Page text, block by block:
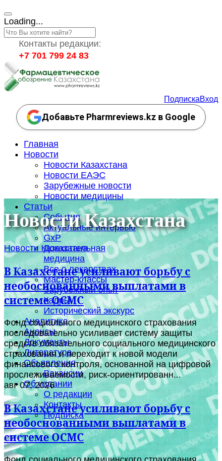
Loading...
Контакты редакции:
+7 701 799 24 83
ПодпискаВход
Добавьте Pharmreviews.kz в Google
Главная
Новости
Новости Казахстана
Новости ЕАЭС
Зарубежные новости
Новости медицины
Статьи
События
Актуальные интервью
GxP
Доказательная
медицина
Все о лекарствах
Мастер-классы
Зарубежный опыт
Кадры
Исторический экскурс
Аналитика
Анонсы
Документы
Литература
Объявления
Вакансии
Об издании
О редакции
Контакты
Подписка
Новости Казахстана
Новости Казахстана
В Казахстане усиливают борьбу с
необоснованными выплатами в
системе ОСМС
Фонд социального медицинского страхования
последовательно усиливает систему защиты
средств обязательного социального медицинского
страхования и переходит к новой модели
финансового контроля, основанной на цифровой
прослеживаемости, риск-ориентированн...
авг 07, 2026
В Казахстане усиливают борьбу с
необоснованными выплатами в
системе ОСМС